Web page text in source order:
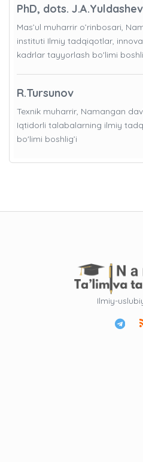
PhD, dots. J.A.Yuldashev
Mas’ul muharrir o’rinbosari,
instituti Ilmiy tadqiqotlar,
kadrlar tayyorlash bo'limi
R.Tursunov
Texnik muharrir, Namangan
Iqtidorli talabalarning ilmiy
bo'limi boshlig’i
Ilmiy-